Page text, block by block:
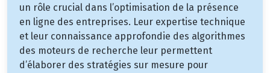
un rôle crucial dans l’optimisation de la présence
en ligne des entreprises. Leur expertise technique
et leur connaissance approfondie des algorithmes
des moteurs de recherche leur permettent
d’élaborer des stratégies sur mesure pour